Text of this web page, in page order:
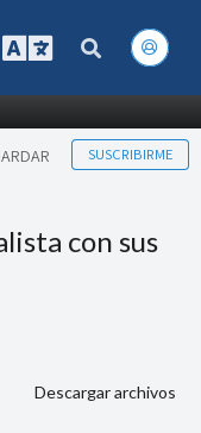
SUSCRIBIRME
con sus
Descargar archivos